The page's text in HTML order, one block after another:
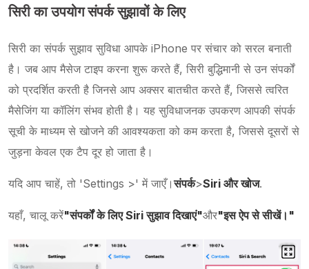
सिरी का उपयोग संपर्क सुझावों के लिए
सिरी का संपर्क सुझाव सुविधा आपके iPhone पर संचार को सरल बनाती
है। जब आप मैसेज टाइप करना शुरू करते हैं, सिरी बुद्धिमानी से उन संपर्कों
को प्रदर्शित करती है जिनसे आप अक्सर बातचीत करते हैं, जिससे त्वरित
मैसेजिंग या कॉलिंग संभव होती है। यह सुविधाजनक उपकरण आपकी संपर्क
सूची के माध्यम से खोजने की आवश्यकता को कम करता है, जिससे दूसरों से
जुड़ना केवल एक टैप दूर हो जाता है।
यदि आप चाहें, तो 'Settings >' में जाएँ।संपर्क>Siri और खोज.
यहाँ, चालू करें"संपर्कों के लिए Siri सुझाव दिखाएं"और"इस ऐप से सीखें।"